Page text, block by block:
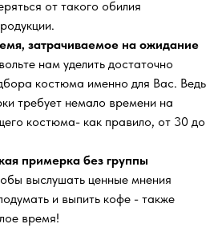
от такого обилия
затрачиваемое на ожидание
нам уделить достаточно
костюма именно для Вас. Ведь
требует немало времени на
костюма- как правило, от 30 до
примерка без группы
выслушать ценные мнения
и выпить кофе - также
время!